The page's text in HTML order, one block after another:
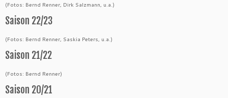
(Fotos: Bernd Renner, Dirk Salzmann, u.a.)
Saison 22/23
(Fotos: Bernd Renner, Saskia Peters, u.a.)
Saison 21/22
(Fotos: Bernd Renner)
Saison 20/21